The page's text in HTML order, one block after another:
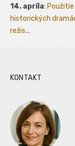
14. apríla:
historických
režis...
KONTAKT